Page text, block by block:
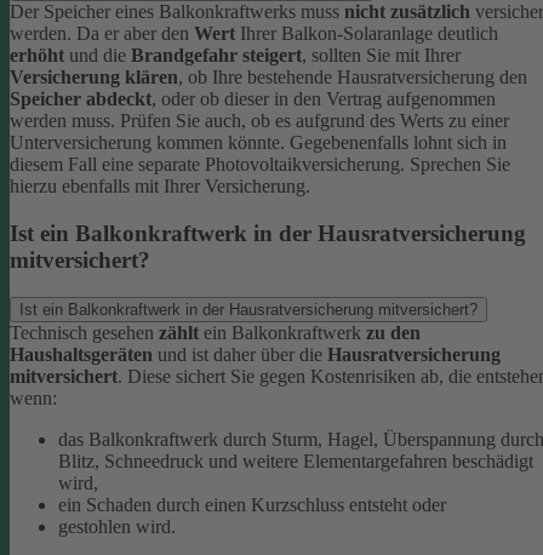
Der Speicher eines Balkonkraftwerks muss nicht zusätzlich
werden. Da er aber den Wert Ihrer Balkon-Solaranlage deutlich
erhöht und die Brandgefahr steigert, sollten Sie mit Ihrer
Versicherung klären, ob Ihre bestehende Hausratversicherung den
Speicher abdeckt, oder ob dieser in den Vertrag aufgenommen
werden muss. Prüfen Sie auch, ob es aufgrund des Werts zu einer
Unterversicherung kommen könnte. Gegebenenfalls lohnt sich in
diesem Fall eine separate Photovoltaikversicherung. Sprechen Sie
hierzu ebenfalls mit Ihrer Versicherung.
Ist ein Balkonkraftwerk in der Hausratversicherung
mitversichert?
Ist ein Balkonkraftwerk in der Hausratversicherung mitversichert?
Technisch gesehen zählt ein Balkonkraftwerk zu den
Haushaltsgeräten und ist daher über die Hausratversicherung
mitversichert. Diese sichert Sie gegen Kostenrisiken ab, die
wenn:
das Balkonkraftwerk durch Sturm, Hagel, Überspannung durch
Blitz, Schneedruck und weitere Elementargefahren beschädigt
wird,
ein Schaden durch einen Kurzschluss entsteht oder
gestohlen wird.